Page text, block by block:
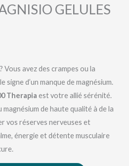
GELULES
Vous avez des crampes ou la
signe d’un manque de magnésium.
Therapia est votre allié sérénité.
de haute qualité à de la
vos réserves nerveuses et
énergie et détente musculaire